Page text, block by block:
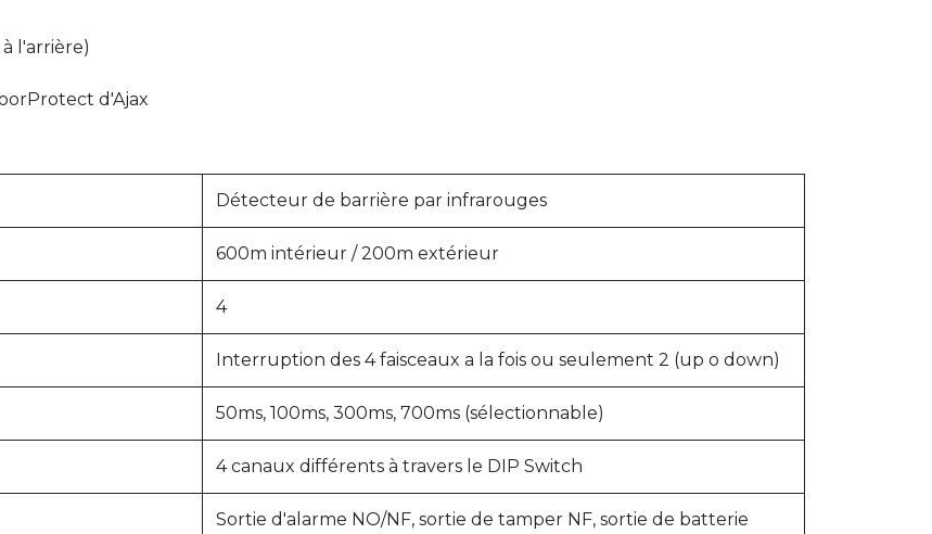
l'arrière)
d'Ajax
Détecteur de barrière par infrarouges
600m intérieur / 200m extérieur
4
Interruption des 4 faisceaux a la fois ou seulement 2 (up o down)
50ms, 100ms, 300ms, 700ms (sélectionnable)
4 canaux différents à travers le DIP Switch
Sortie d'alarme NO/NF, sortie de tamper NF, sortie de batterie